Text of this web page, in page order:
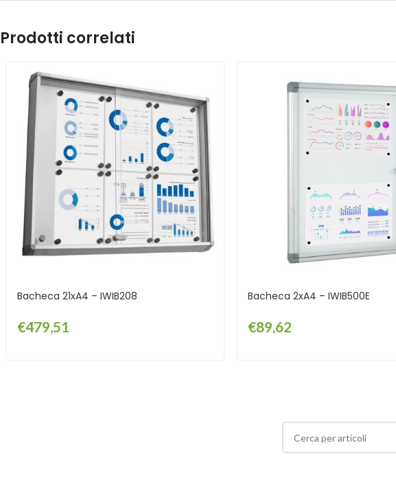
Prodotti correlati
Bacheca 21xA4 – IWIB208
€479,51
Bacheca 2xA4 – IWIB500E
€89,62